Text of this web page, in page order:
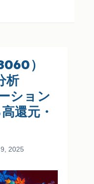
）
析
ション
還元・
2025